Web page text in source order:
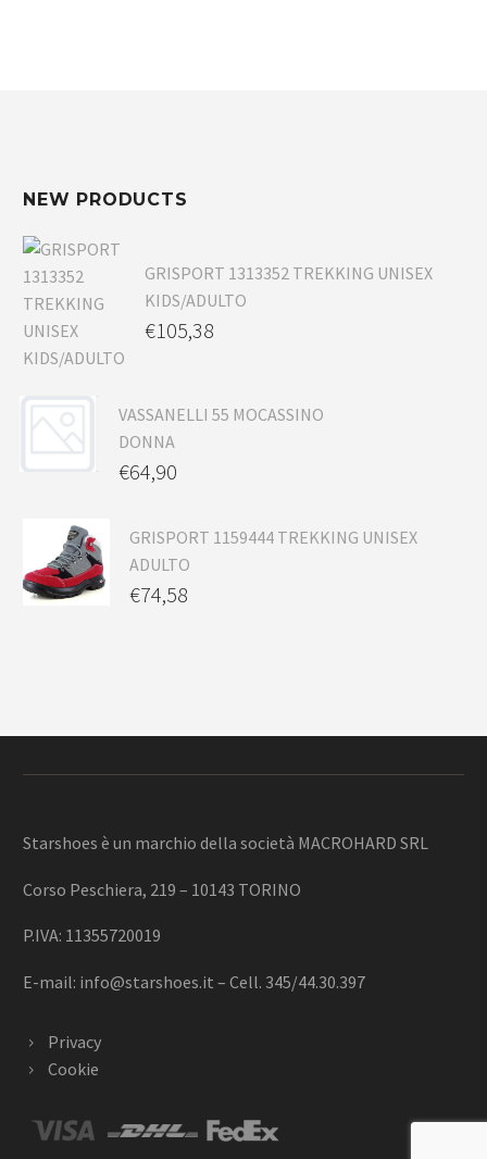
NEW PRODUCTS
GRISPORT 1313352 TREKKING UNISEX
KIDS/ADULTO
€105,38
VASSANELLI 55 MOCASSINO
DONNA
€64,90
GRISPORT 1159444 TREKKING UNISEX
ADULTO
€74,58
Starshoes è un marchio della società MACROHARD SRL
Corso Peschiera, 219 – 10143 TORINO
P.IVA: 11355720019
E-mail: info@starshoes.it – Cell. 345/44.30.397
Privacy
Cookie